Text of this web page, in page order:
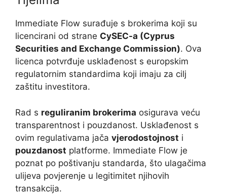
Immediate Flow surađuje s brokerima koji su
licencirani od strane CySEC-a (Cyprus
Securities and Exchange Commission). Ova
licenca potvrđuje usklađenost s europskim
regulatornim standardima koji imaju za cilj
zaštitu investitora.
Rad s reguliranim brokerima osigurava veću
transparentnost i pouzdanost. Usklađenost s
ovim regulativama jača vjerodostojnost i
pouzdanost platforme. Immediate Flow je
poznat po poštivanju standarda, što ulagačima
ulijeva povjerenje u legitimitet njihovih
transakcija.